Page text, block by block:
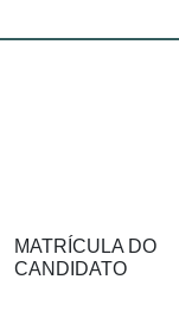
MATRÍCULA DO
CANDIDATO